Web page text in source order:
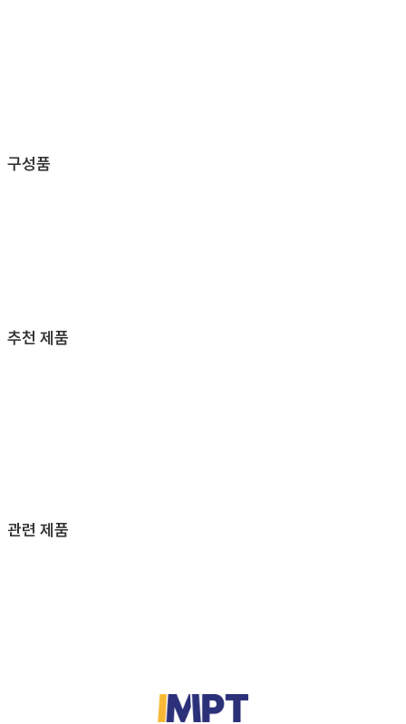
구성품
추천 제품
관련 제품